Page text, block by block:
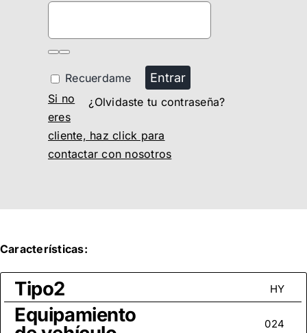
Recuerdame Entrar
¿Olvidaste tu contraseña?
Si no
eres
cliente, haz click para
contactar con nosotros
Características:
Tipo2 HY
Equipamiento 024